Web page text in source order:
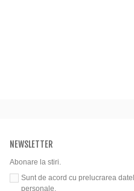
NEWSLETTER
Abonare la stiri.
Sunt de acord cu prelucrarea
personale.